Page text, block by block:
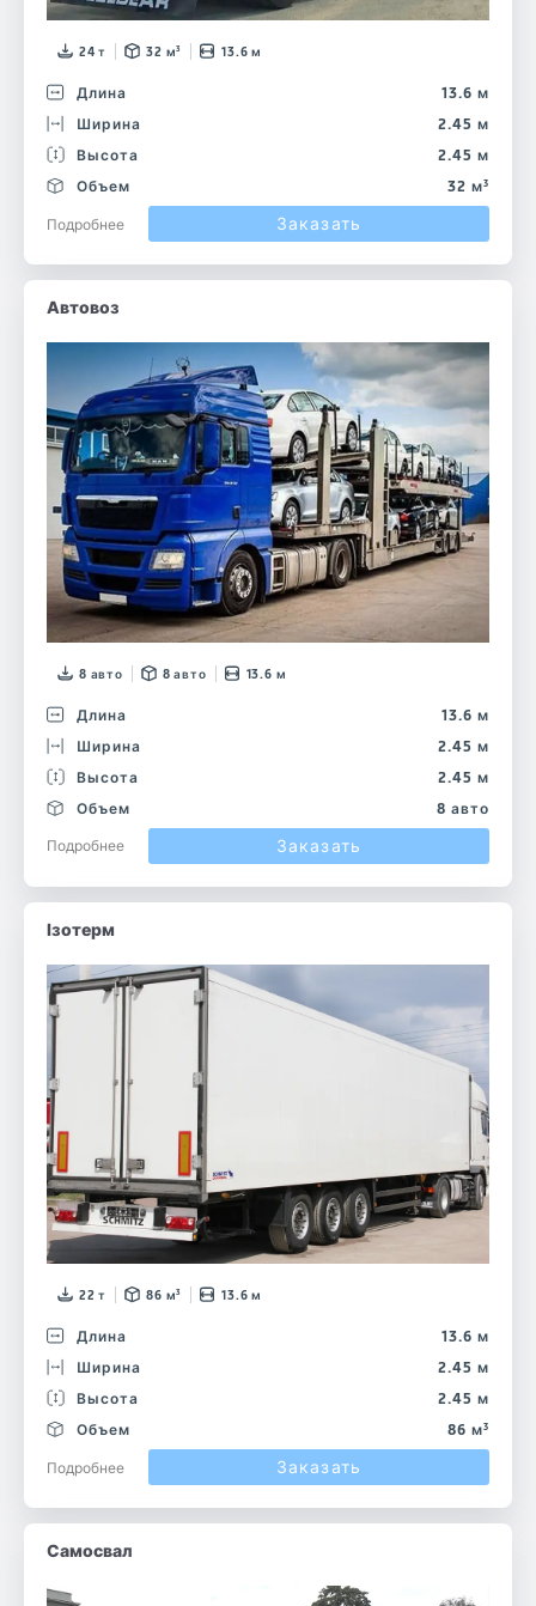
24 т 32 м³ 13.6 м
Длина
13.6 м
Ширина
2.45 м
Высота
2.45 м
Объем
32 м³
Подробнее
Заказать
Автовоз
8 авто 8 авто 13.6 м
Длина
13.6 м
Ширина
2.45 м
Высота
2.45 м
Объем
8 авто
Подробнее
Заказать
Ізотерм
22 т 86 м³ 13.6 м
Длина
13.6 м
Ширина
2.45 м
Высота
2.45 м
Объем
86 м³
Подробнее
Заказать
Самосвал